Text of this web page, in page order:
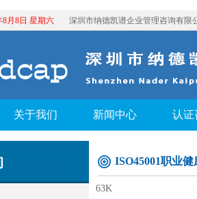
8月8日 星期六 深圳市纳德凯谱企业管理咨询有限
关于我们 新闻中心 认证
ISO45001职业
63K